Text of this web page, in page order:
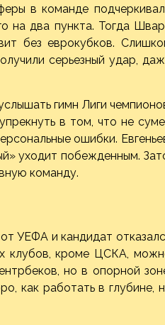
в команде
на два пункта. Тогда
без еврокубков.
серьезный удар,
гимн Лиги
в том, что не
ошибки.
уходит побежденным.
команду.
УЕФА и кандидат
клубов, кроме ЦСКА,
но в опорной
как работать в глубине,